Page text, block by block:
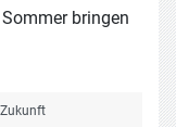
bringen